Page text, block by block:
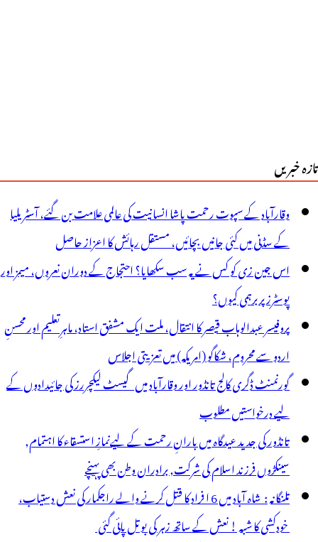
تازہ خبریں
وقارآباد کے سپوت رحمت پاشا انسانیت کی عالمی علامت بن گئے، آسٹریلیا
کے سڈنی میں کئی جانیں بچائیں، مستقل رہائش کا اعزاز حاصل
اس جین زی کو کس نے یہ سب سکھایا؟ احتجاج کے دوران نعروں، میمز اور
پوسٹرز پر برہمی کیوں؟
پروفیسر عبدالوہاب قیصر کا انتقال، ملت ایک مشفق استاد، ماہرِتعلیم اور محسنِ
اردو سے محروم، شکاگو (امریکہ) میں تعزیتی اجلاس
گورنمنٹ ڈگری کالج تانڈور اور وقارآباد میں گیسٹ لیکچررز کی جائیدادوں کے
لیے درخواستیں مطلوب
تانڈور کی جدید عیدگاہ میں بارانِ رحمت کے لیےنمازِ استسقاء کا اہتمام,
سینکڑوں فرزند اسلام کی شرکت, برادران وطن بھی پہنچے
تلنگانہ : شاہ آباد میں 6 ا فراد کا قتل کرنے والے راجکمار کی نعش دستیاب،
خودکشی کا شبہ ! نعش کے ساتھ زہر کی بوتل پائی گئی